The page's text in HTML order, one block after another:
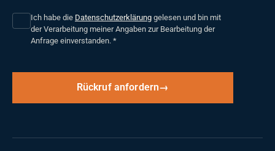
Ich habe die Datenschutzerklärung gelesen und bin mit
der Verarbeitung meiner Angaben zur Bearbeitung der
Anfrage einverstanden. *
Rückruf anfordern